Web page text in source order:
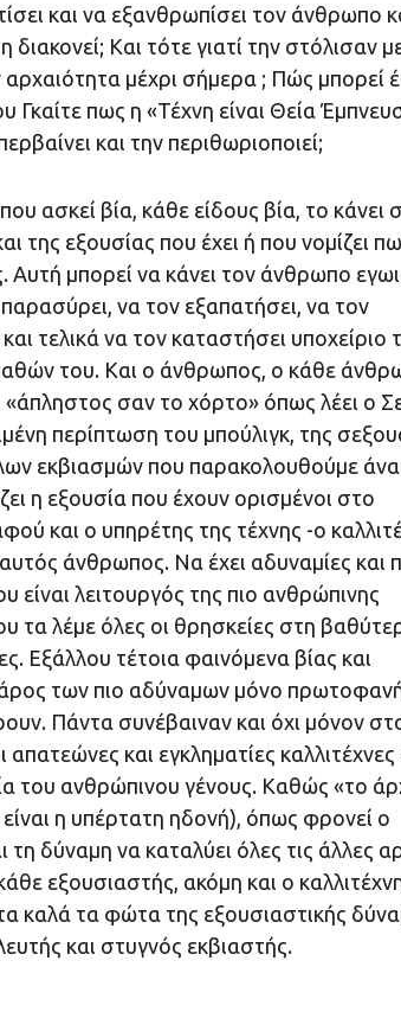
και να εξανθρωπίσει τον άνθρωπο
Και τότε γιατί την στόλισαν
μέχρι σήμερα ; Πώς μπορεί
Γκαίτε πως η «Τέχνη είναι Θεία
και την περιθωριοποιεί;
ασκεί βία, κάθε είδους βία, το κάνει
της εξουσίας που έχει ή που νομίζει
Αυτή μπορεί να κάνει τον άνθρωπο
να τον εξαπατήσει, να τον
τελικά να τον καταστήσει υποχείριο
του. Και ο άνθρωπος, ο κάθε
«άπληστος σαν το χόρτο» όπως λέει ο
περίπτωση του μπούλιγκ, της
εκβιασμών που παρακολουθούμε
η εξουσία που έχουν ορισμένοι στο
και ο υπηρέτης της τέχνης -ο
αυτός άνθρωπος. Να έχει αδυναμίες και
είναι λειτουργός της πιο ανθρώπινης
τα λέμε όλες οι θρησκείες στη
Εξάλλου τέτοια φαινόμενα βίας και
των πιο αδύναμων μόνο
Πάντα συνέβαιναν και όχι μόνον
απατεώνες και εγκληματίες
του ανθρώπινου γένους. Καθώς «το
η υπέρτατη ηδονή), όπως φρονεί ο
τη δύναμη να καταλύει όλες τις άλλες
εξουσιαστής, ακόμη και ο
καλά τα φώτα της εξουσιαστικής
και στυγνός εκβιαστής.